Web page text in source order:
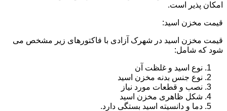
امکان پذیر است.
قیمت مخزن اسید:
قیمت مخزن اسید در شهرک آزادی با فاکتورهای زیر مشخص می
شود که شامل:
نوع اسید و غلظت آن
نوع جنس بدنه مخزن اسید
نصب و قطعات مورد نیاز
شکل ظاهری مخزن اسید
دما و دانسیته اسید بستگی دارد.